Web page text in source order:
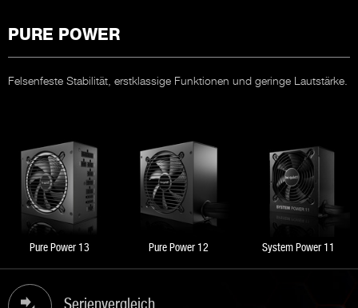
PURE POWER
Felsenfeste Stabilität, erstklassige Funktionen und geringe Lautstärke.
Pure Power 13 Pure Power 12 System Power 11